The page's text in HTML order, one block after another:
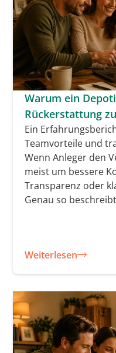
Warum ein
Rückerstattung
Ein
Teamvorteile und
Wenn Anleger den
meist um bessere
Transparenz oder
Genau so
Weiterlesen